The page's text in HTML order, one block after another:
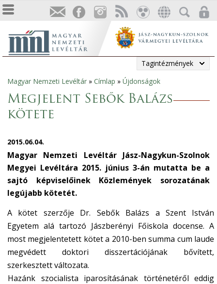
Tagintézmények
Jelenlegi
hely
Magyar Nemzeti Levéltár » Címlap » Újdonságok
Megjelent Sebők Balázs
kötete
2015.06.04.
Magyar Nemzeti Levéltár Jász-Nagykun-Szolnok
Megyei Levéltára 2015. június 3-án mutatta be a
sajtó képviselőinek Közlemények sorozatának
legújabb kötetét.
A kötet szerzője Dr. Sebők Balázs a Szent István
Egyetem alá tartozó Jászberényi Főiskola docense. A
most megjelentetett kötet a 2010-ben summa cum laude
megvédett doktori disszertációjának bővített,
szerkesztett változata.
Hazánk szocialista iparosításának történetéről eddig